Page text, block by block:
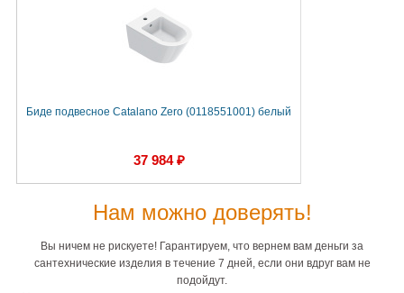
Биде подвесное Catalano Zero (0118551001) белый
37 984 ₽
Нам можно доверять!
Вы ничем не рискуете! Гарантируем, что вернем вам деньги за
сантехнические изделия в течение 7 дней, если они вдруг вам не
подойдут.